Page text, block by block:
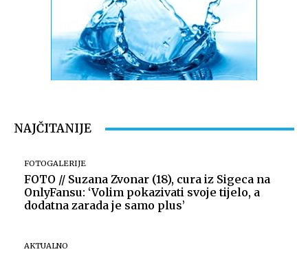
NAJČITANIJE
FOTOGALERIJE
FOTO // Suzana Zvonar (18), cura iz Sigeca na
OnlyFansu: ‘Volim pokazivati svoje tijelo, a
dodatna zarada je samo plus’
AKTUALNO